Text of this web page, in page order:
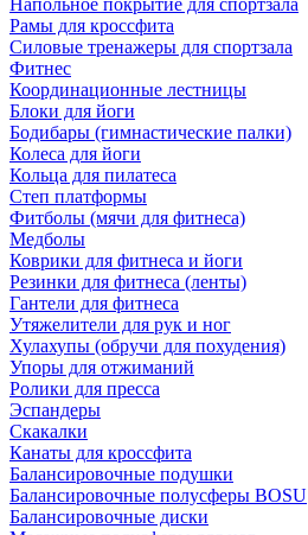
Напольное покрытие для спортзала
Рамы для кроссфита
Силовые тренажеры для спортзала
Фитнес
Координационные лестницы
Блоки для йоги
Бодибары (гимнастические палки)
Колеса для йоги
Кольца для пилатеса
Степ платформы
Фитболы (мячи для фитнеса)
Медболы
Коврики для фитнеса и йоги
Резинки для фитнеса (ленты)
Гантели для фитнеса
Утяжелители для рук и ног
Хулахупы (обручи для похудения)
Упоры для отжиманий
Ролики для пресса
Эспандеры
Скакалки
Канаты для кроссфита
Балансировочные подушки
Балансировочные полусферы BOSU
Балансировочные диски